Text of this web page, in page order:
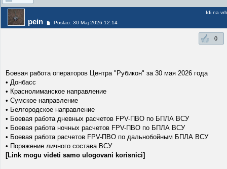
pein Poslao: 30 Maj 2026 12:14
Idi na vrh
0
Боевая работа операторов Центра "Рубикон" за 30 мая 2026 года
• Донбасс
• Краснолиманское направление
• Сумское направление
• Белгородское направление
• Боевая работа дневных расчетов FPV-ПВО по БПЛА ВСУ
• Боевая работа ночных расчетов FPV-ПВО по БПЛА ВСУ
• Боевая работа расчетов FPV-ПВО по дальнобойным БПЛА ВСУ
• Поражение личного состава ВСУ
[Link mogu videti samo ulogovani korisnici]